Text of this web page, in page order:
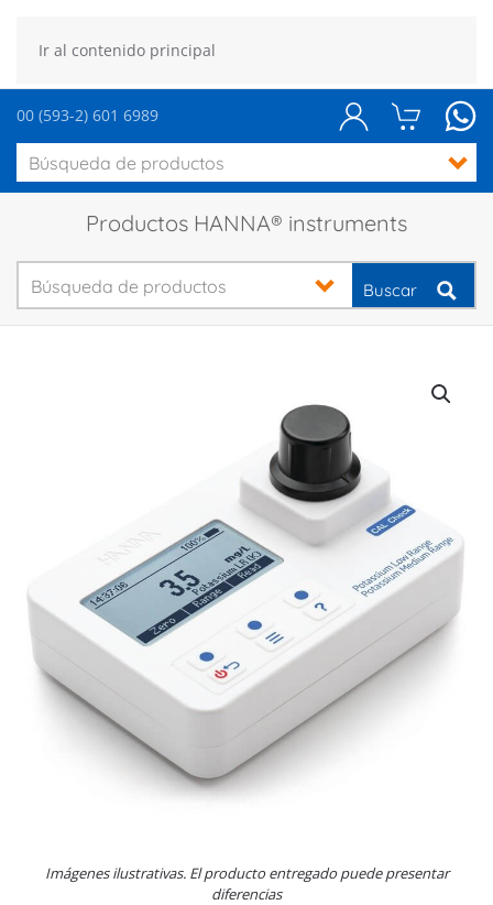
Ir al contenido principal
00 (593-2) 601 6989
Productos HANNA® instruments
Buscar
Imágenes ilustrativas. El producto entregado puede presentar
diferencias